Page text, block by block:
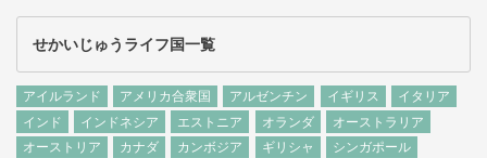
せかいじゅうライフ国一覧
アイルランド アメリカ合衆国 アルゼンチン イギリス
イタリア
インド
インドネシア エストニア オランダ
オーストラリア
オーストリア
カナダ カンボジア ギリシャ
シンガポール